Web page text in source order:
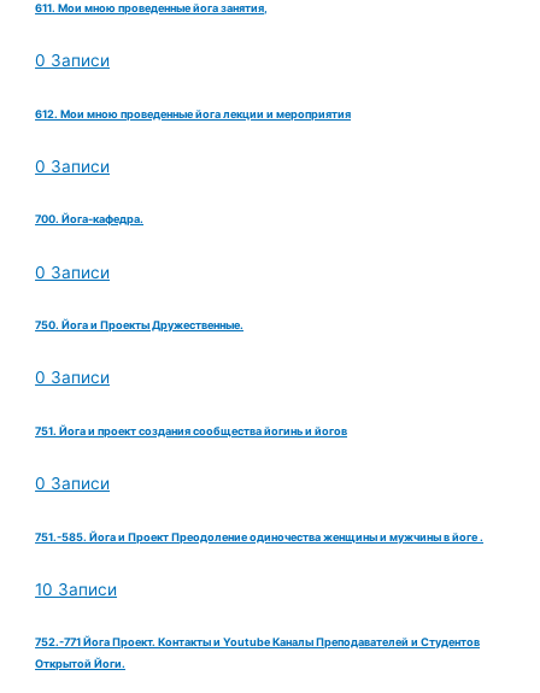
611. Мои мною проведенные йога занятия,
0 Записи
612. Мои мною проведенные йога лекции и мероприятия
0 Записи
700. Йога-кафедра.
0 Записи
750. Йога и Проекты Дружественные.
0 Записи
751. Йога и проект создания сообщества йогинь и йогов
0 Записи
751.-585. Йога и Проект Преодоление одиночества женщины и мужчины в йоге .
10 Записи
752.-771 Йога Проект. Контакты и Youtube Каналы Преподавателей и Студентов
Открытой Йоги.